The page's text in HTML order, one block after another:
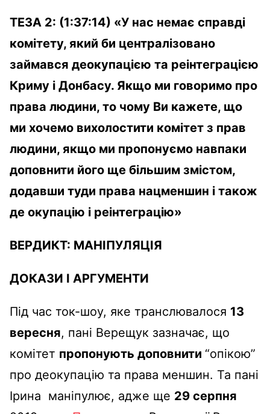
ТЕЗА 2: (1:37:14) «У нас немає справді
комітету, який би централізовано
займався деокупацією та реінтеграцією
Криму і Донбасу. Якщо ми говоримо про
права людини, то чому Ви кажете, що
ми хочемо вихолостити комітет з прав
людини, якщо ми пропонуємо навпаки
доповнити його ще більшим змістом,
додавши туди права нацменшин і також
де окупацію і реінтеграцію»
ВЕРДИКТ: МАНІПУЛЯЦІЯ
ДОКАЗИ І АРГУМЕНТИ
Під час ток-шоу, яке транслювалося 13
вересня, пані Верещук зазначає, що
комітет пропонують доповнити “опікою”
про деокупацію та права меншин. Та пані
Ірина маніпулює, адже ще 29 серпня